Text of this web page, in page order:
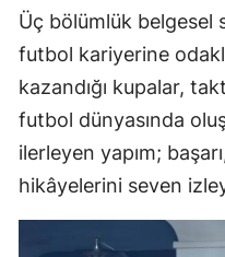
Üç bölümlük belgesel
futbol kariyerine
kazandığı kupalar,
futbol dünyasında
ilerleyen yapım;
hikâyelerini seven